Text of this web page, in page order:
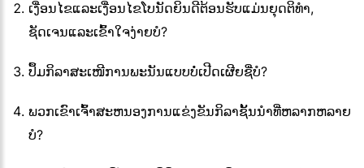
ເງື່ອນໄຂແລະເງື່ອນໄຂໂບນັດຍິນດີຕ້ອນຮັບແມ່ນຍຸດຕິທໍາ,
ຊັດເຈນແລະເຂົ້າໃຈງ່າຍບໍ?
ປຶ້ມກິລາສະເໜີການພະນັນແບບບໍ່ເປີດເຜີຍຊື່ບໍ?
ພວກເຂົາເຈົ້າສະຫນອງການແຂ່ງຂັນກິລາຊັ້ນນໍາທີ່ຫລາກຫລາຍ
ບໍ?